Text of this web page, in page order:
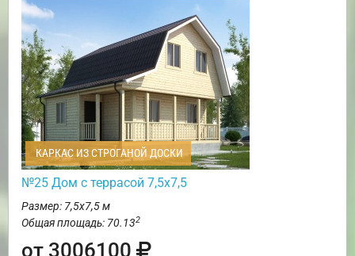
КАРКАС ИЗ СТРОГАНОЙ ДОСКИ
№25 Дом с террасой 7,5х7,5
Размер: 7,5х7,5 м
Общая площадь: 70.132
от 3006100